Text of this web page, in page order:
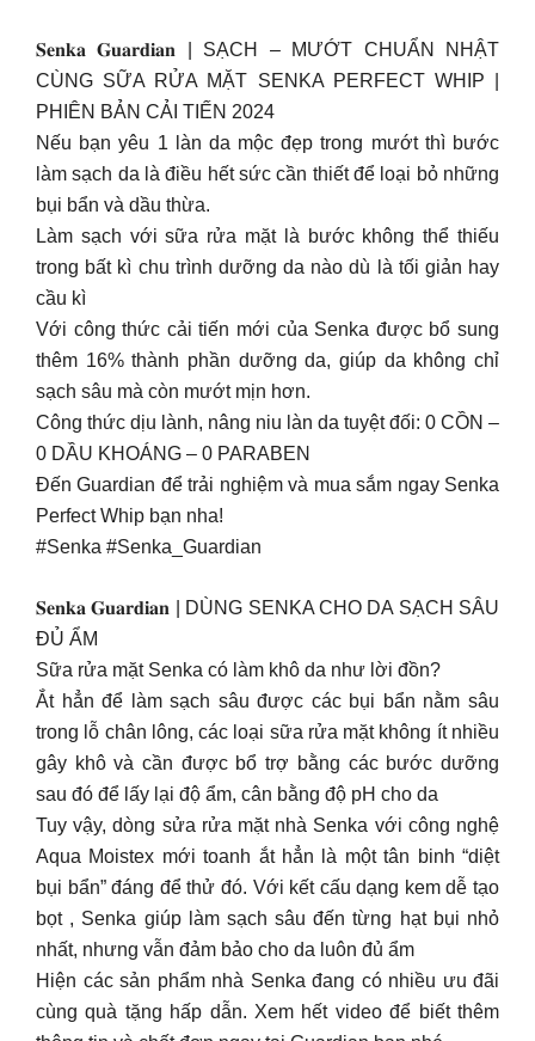
𝐒𝐞𝐧𝐤𝐚 𝐆𝐮𝐚𝐫𝐝𝐢𝐚𝐧 | SẠCH – MƯỚT CHUẨN NHẬT
CÙNG SỮA RỬA MẶT SENKA PERFECT WHIP |
PHIÊN BẢN CẢI TIẾN 2024
Nếu bạn yêu 1 làn da mộc đẹp trong mướt thì bước
làm sạch da là điều hết sức cần thiết để loại bỏ những
bụi bẩn và dầu thừa.
Làm sạch với sữa rửa mặt là bước không thể thiếu
trong bất kì chu trình dưỡng da nào dù là tối giản hay
cầu kì
Với công thức cải tiến mới của Senka được bổ sung
thêm 16% thành phần dưỡng da, giúp da không chỉ
sạch sâu mà còn mướt mịn hơn.
Công thức dịu lành, nâng niu làn da tuyệt đối: 0 CỒN –
0 DẦU KHOÁNG – 0 PARABEN
Đến Guardian để trải nghiệm và mua sắm ngay Senka
Perfect Whip bạn nha!
#Senka #Senka_Guardian
𝐒𝐞𝐧𝐤𝐚 𝐆𝐮𝐚𝐫𝐝𝐢𝐚𝐧 | DÙNG SENKA CHO DA SẠCH SÂU
ĐỦ ẨM
Sữa rửa mặt Senka có làm khô da như lời đồn?
Ắt hẳn để làm sạch sâu được các bụi bẩn nằm sâu
trong lỗ chân lông, các loại sữa rửa mặt không ít nhiều
gây khô và cần được bổ trợ bằng các bước dưỡng
sau đó để lấy lại độ ẩm, cân bằng độ pH cho da
Tuy vậy, dòng sửa rửa mặt nhà Senka với công nghệ
Aqua Moistex mới toanh ắt hẳn là một tân binh “diệt
bụi bẩn” đáng để thử đó. Với kết cấu dạng kem dễ tạo
bọt , Senka giúp làm sạch sâu đến từng hạt bụi nhỏ
nhất, nhưng vẫn đảm bảo cho da luôn đủ ẩm
Hiện các sản phẩm nhà Senka đang có nhiều ưu đãi
cùng quà tặng hấp dẫn. Xem hết video để biết thêm